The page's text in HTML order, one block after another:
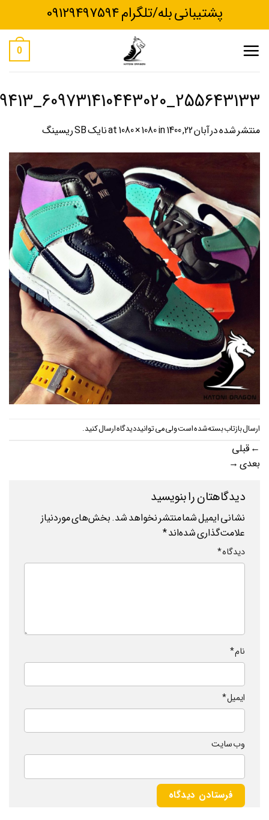
پشتیبانی بله/تلگرام 09129497594
0
255643133_609731410443020_2835915153892369413_n
منتشر شده درآبان 22, 1400 1080 × 1080in نایک SB ریسینگ
ارسال بازتاب بسته شده است ولی می توانیددیدگاه ارسال کنید.
← قبلی
بعدی →
دیدگاهتان را بنویسید
نشانی ایمیل شما منتشر نخواهد شد.بخش‌های موردنیاز
علامت‌گذاری شده‌اند*
دیدگاه*
نام*
ایمیل*
وب‌ سایت